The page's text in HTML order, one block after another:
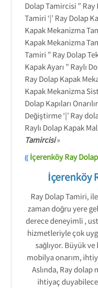
Dolap Tamircisi ”
Tamiri ‘|’ Ray Dolap
Kapak Mekanizma
Kapak Mekanizma
Tamiri ” Ray Dolap
Kapak Ayarı ” Raylı
Ray Dolap Kapak
Kapak Mekanizma
Dolap Kapıları
Değiştirme ‘|’ Ray
Raylı Dolap Kapak
Tamircisi»
⸨ İçerenköy Ray
İçerenköy
Ray Dolap Tamiri,
zaman doğru yere
derece deneyimli ,
hizmetleriyle çok
sağlıyor. Büyük
mobilya onarım,
Aslında, Ray dolap
ihtiyaç